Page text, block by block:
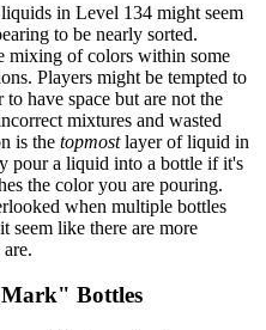
in Level 134 might seem
to be nearly sorted.
mixing of colors within some
Players might be tempted to
have space but are not the
mixtures and wasted
is the topmostlayer of liquid in
pour a liquid into a bottle if it's
the color you are pouring.
when multiple bottles
seem like there are more
Mark" Bottles